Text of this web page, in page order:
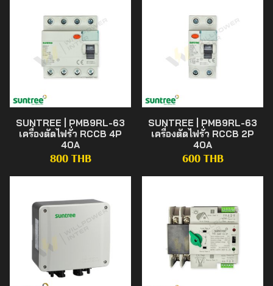
SUNTREE | PMB9RL-63
เครื่องตัดไฟรั่ว RCCB 4P
40A
800 THB
SUNTREE | PMB9RL-63
เครื่องตัดไฟรั่ว RCCB 2P
40A
600 THB